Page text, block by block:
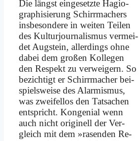
Die längst ein­ge­setz­te Ha­gio­
gra­phi­sie­rung Schirr­machers
ins­be­son­de­re in wei­ten Tei­len
des Kul­tur­jour­na­lis­mus ver­mei­
det Aug­stein, al­ler­dings oh­ne
da­bei dem gro­ßen Kol­le­gen
den Re­spekt zu ver­wei­gern. So
be­zich­tigt er Schirr­ma­cher bei­
spiels­wei­se des Alar­mis­mus,
was zwei­fel­los den Tat­sa­chen
ent­spricht. Kon­ge­ni­al wenn
auch nicht ori­gi­nell der Ver­
gleich mit dem »ra­sen­den Re­